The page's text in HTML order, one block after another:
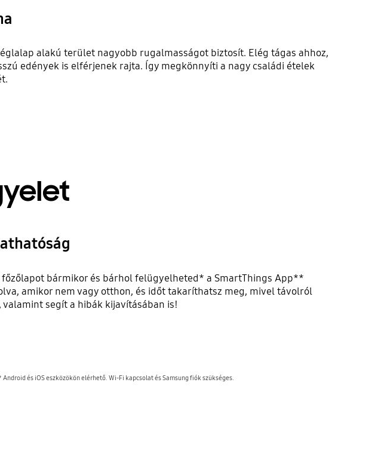
alakú terület nagyobb rugalmasságot biztosít. Elég tágas ahhoz,
edények is elférjenek rajta. Így megkönnyíti a nagy családi ételek
bármikor és bárhol felügyelheted* a SmartThings App**
amikor nem vagy otthon, és időt takaríthatsz meg, mivel távolról
segít a hibák kijavításában is!
és iOS eszközökön elérhető. Wi-Fi kapcsolat és Samsung fiók szükséges.